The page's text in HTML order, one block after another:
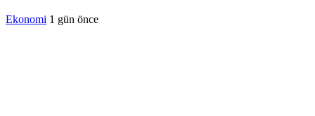
Ekonomi 1 gün önce